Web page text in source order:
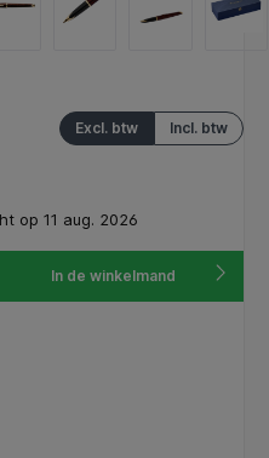
Incl. btw
Excl. btw
op 11 aug. 2026
In de winkelmand